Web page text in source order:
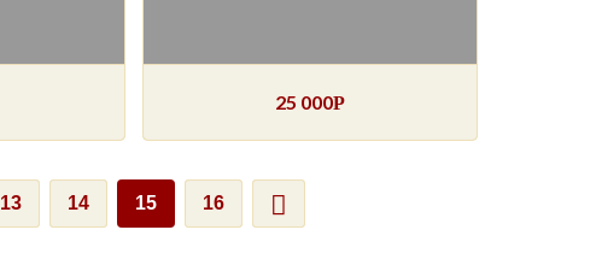
25 000Р
13 14 15 16